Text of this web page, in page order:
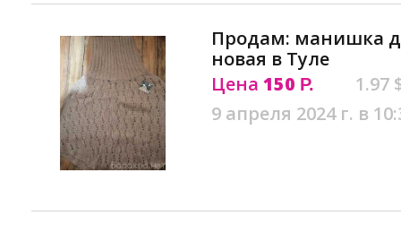
Продам: манишка
новая в Туле
Цена 150 Р.
1.97
9 апреля 2024 г. в